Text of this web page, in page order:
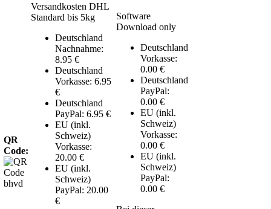
QR
Code:
Versandkosten DHL
Standard bis 5kg
Deutschland
Nachnahme:
8.95 €
Deutschland
Vorkasse: 6.95
€
Deutschland
PayPal: 6.95 €
EU (inkl.
Schweiz)
Vorkasse:
20.00 €
EU (inkl.
Schweiz)
PayPal: 20.00
€
Software
Download only
Deutschland
Vorkasse:
0.00 €
Deutschland
PayPal:
0.00 €
EU (inkl.
Schweiz)
Vorkasse:
0.00 €
EU (inkl.
Schweiz)
PayPal:
0.00 €